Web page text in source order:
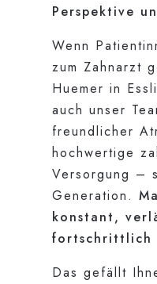
Perspektive
Wenn
zum Zahnarzt
Huemer in
auch unser
freundlicher
hochwertige
Versorgung –
Generation.
konstant,
fortschrittlich
Das gefällt